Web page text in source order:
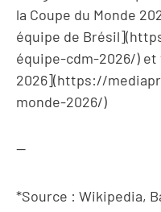
la Coupe du Monde
équipe de
équipe-cdm-2026/) et
2026](https://
monde-2026/)
—
*Source : Wikipedia,